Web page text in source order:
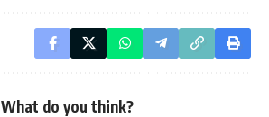
What do you think?